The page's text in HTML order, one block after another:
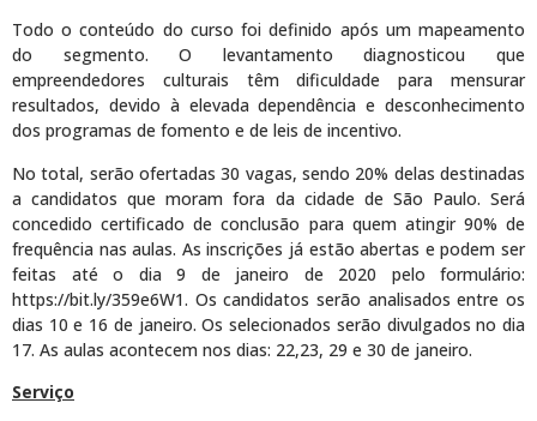
Todo o conteúdo do curso foi definido após um mapeamento
do segmento. O levantamento diagnosticou que
empreendedores culturais têm dificuldade para mensurar
resultados, devido à elevada dependência e desconhecimento
dos programas de fomento e de leis de incentivo.
No total, serão ofertadas 30 vagas, sendo 20% delas destinadas
a candidatos que moram fora da cidade de São Paulo. Será
concedido certificado de conclusão para quem atingir 90% de
frequência nas aulas. As inscrições já estão abertas e podem ser
feitas até o dia 9 de janeiro de 2020 pelo formulário:
https://bit.ly/359e6W1. Os candidatos serão analisados entre os
dias 10 e 16 de janeiro. Os selecionados serão divulgados no dia
17. As aulas acontecem nos dias: 22,23, 29 e 30 de janeiro.
Serviço